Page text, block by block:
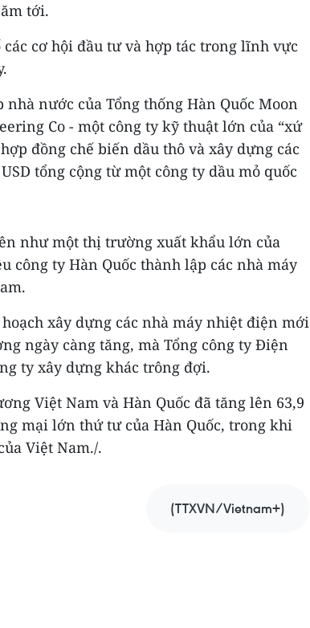
tới.
các cơ hội đầu tư và hợp tác trong lĩnh vực
nước của Tổng thống Hàn Quốc Moon
Co - một công ty kỹ thuật lớn của “xứ
đồng chế biến dầu thô và xây dựng các
tổng cộng từ một công ty dầu mỏ quốc
như một thị trường xuất khẩu lớn của
công ty Hàn Quốc thành lập các nhà máy
xây dựng các nhà máy nhiệt điện mới
ngày càng tăng, mà Tổng công ty Điện
ty xây dựng khác trông đợi.
Việt Nam và Hàn Quốc đã tăng lên 63,9
mại lớn thứ tư của Hàn Quốc, trong khi
Việt Nam./.
(TTXVN/Vietnam+)